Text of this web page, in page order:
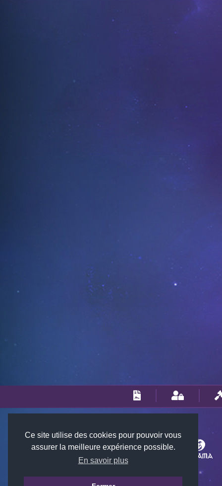
Ce site utilise des cookies pour pouvoir vous
assurer la meilleure expérience possible.
En savoir plus